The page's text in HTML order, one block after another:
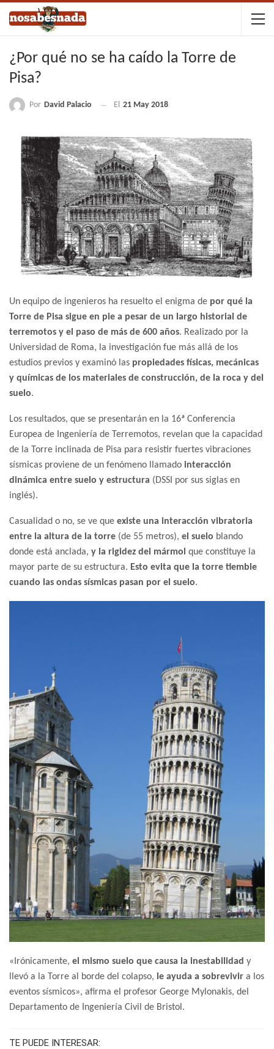
¿Por qué no se ha caído la Torre de
Pisa?
Por David Palacio El 21 May 2018
Un equipo de ingenieros ha resuelto el enigma de por qué la
Torre de Pisa sigue en pie a pesar de un largo historial de
terremotos y el paso de más de 600 años. Realizado por la
Universidad de Roma, la investigación fue más allá de los
estudios previos y examinó las propiedades físicas, mecánicas
y químicas de los materiales de construcción, de la roca y del
suelo.
Los resultados, que se presentarán en la 16ª Conferencia
Europea de Ingeniería de Terremotos, revelan que la capacidad
de la Torre inclinada de Pisa para resistir fuertes vibraciones
sísmicas proviene de un fenómeno llamado interacción
dinámica entre suelo y estructura (DSSI por sus siglas en
inglés).
Casualidad o no, se ve que existe una interacción vibratoria
entre la altura de la torre (de 55 metros), el suelo blando
donde está anclada, y la rigidez del mármol que constituye la
mayor parte de su estructura. Esto evita que la torre tiemble
cuando las ondas sísmicas pasan por el suelo.
«Irónicamente, el mismo suelo que causa la inestabilidad y
llevó a la Torre al borde del colapso, le ayuda a sobrevivir a los
eventos sísmicos», afirma el profesor George Mylonakis, del
Departamento de Ingeniería Civil de Bristol.
TE PUEDE INTERESAR: